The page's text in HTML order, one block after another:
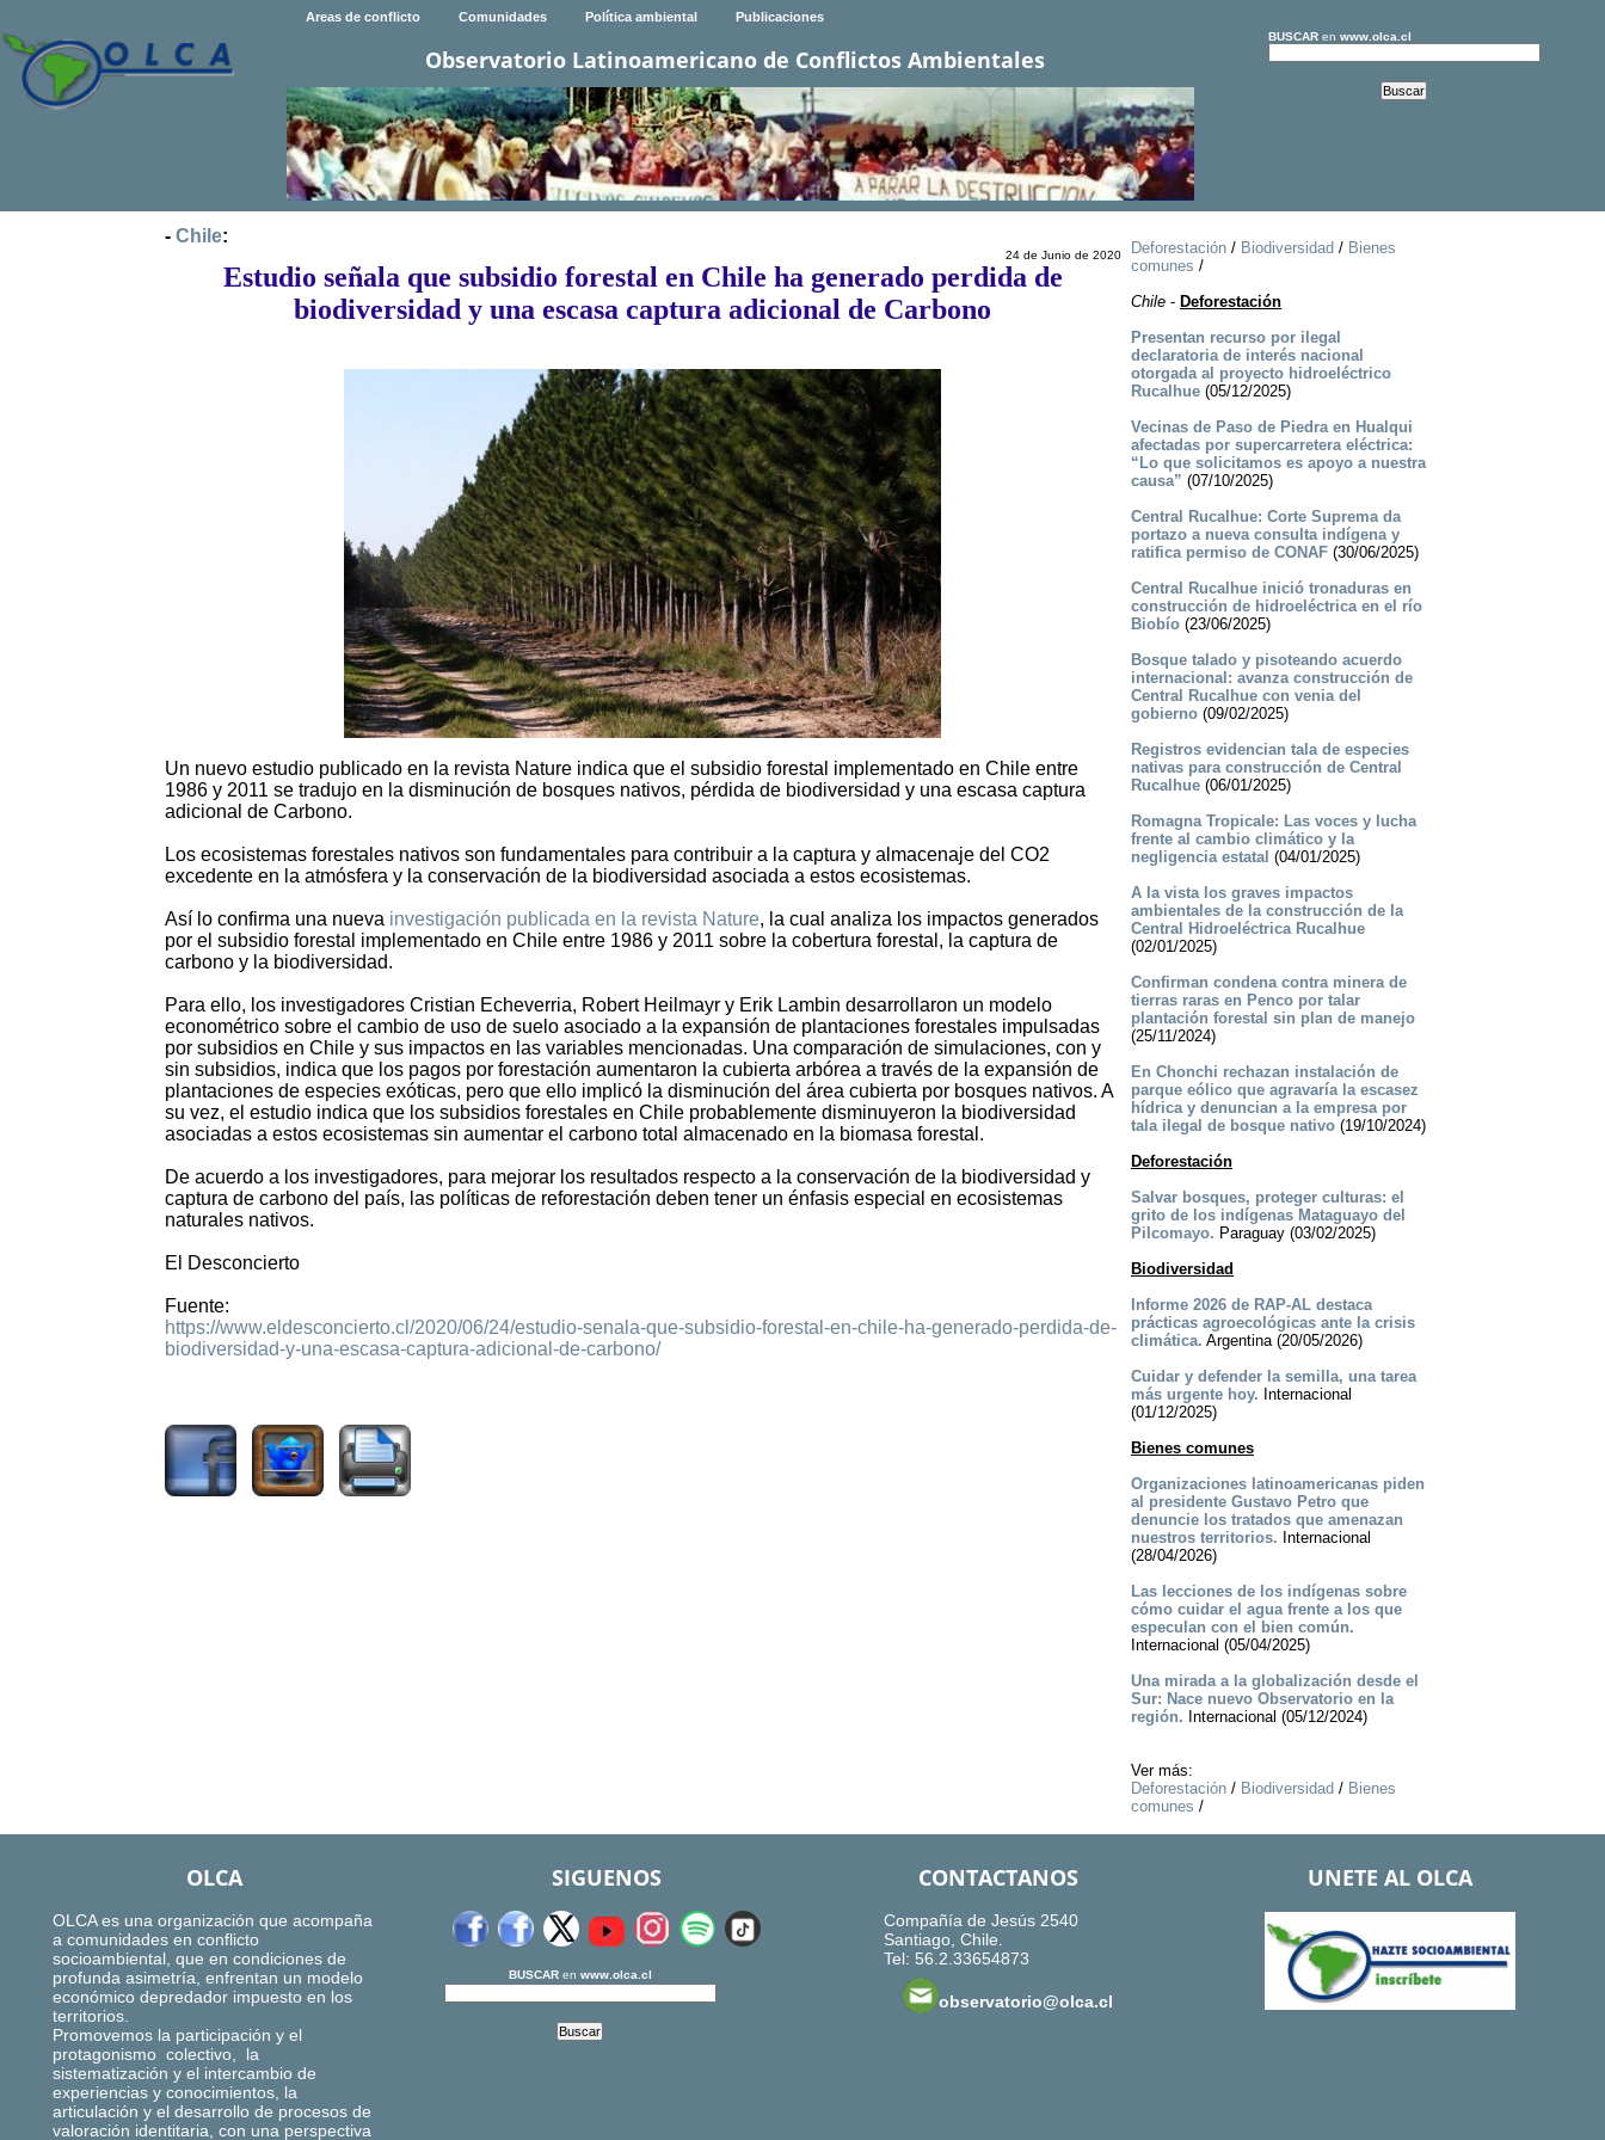
Areas de conflicto Comunidades Política ambiental Publicaciones
Observatorio Latinoamericano de Conflictos Ambientales
BUSCARen www.olca.cl
- Chile:
24 de Junio de 2020
Estudio señala que subsidio forestal en Chile ha generado perdida de
biodiversidad y una escasa captura adicional de Carbono
Un nuevo estudio publicado en la revista Nature indica que el subsidio forestal implementado en Chile entre
1986 y 2011 se tradujo en la disminución de bosques nativos, pérdida de biodiversidad y una escasa captura
adicional de Carbono.
Los ecosistemas forestales nativos son fundamentales para contribuir a la captura y almacenaje del CO2
excedente en la atmósfera y la conservación de la biodiversidad asociada a estos ecosistemas.
Así lo confirma una nueva investigación publicada en la revista Nature, la cual analiza los impactos generados
por el subsidio forestal implementado en Chile entre 1986 y 2011 sobre la cobertura forestal, la captura de
carbono y la biodiversidad.
Para ello, los investigadores Cristian Echeverria, Robert Heilmayr y Erik Lambin desarrollaron un modelo
econométrico sobre el cambio de uso de suelo asociado a la expansión de plantaciones forestales impulsadas
por subsidios en Chile y sus impactos en las variables mencionadas. Una comparación de simulaciones, con y
sin subsidios, indica que los pagos por forestación aumentaron la cubierta arbórea a través de la expansión de
plantaciones de especies exóticas, pero que ello implicó la disminución del área cubierta por bosques nativos. A
su vez, el estudio indica que los subsidios forestales en Chile probablemente disminuyeron la biodiversidad
asociadas a estos ecosistemas sin aumentar el carbono total almacenado en la biomasa forestal.
De acuerdo a los investigadores, para mejorar los resultados respecto a la conservación de la biodiversidad y
captura de carbono del país, las políticas de reforestación deben tener un énfasis especial en ecosistemas
naturales nativos.
El Desconcierto
Fuente:
https://www.eldesconcierto.cl/2020/06/24/estudio-senala-que-subsidio-forestal-en-chile-ha-generado-perdida-de-
biodiversidad-y-una-escasa-captura-adicional-de-carbono/
Deforestación/ Biodiversidad / Bienes
comunes /
Chile- Deforestación
Presentan recurso por ilegal
declaratoria de interés nacional
otorgada al proyecto hidroeléctrico
Rucalhue(05/12/2025)
Vecinas de Paso de Piedra en Hualqui
afectadas por supercarretera eléctrica:
“Lo que solicitamos es apoyo a nuestra
causa” (07/10/2025)
Central Rucalhue: Corte Suprema da
portazo a nueva consulta indígena y
ratifica permiso de CONAF(30/06/2025)
Central Rucalhue inició tronaduras en
construcción de hidroeléctrica en el río
Biobío(23/06/2025)
Bosque talado y pisoteando acuerdo
internacional: avanza construcción de
Central Rucalhue con venia del
gobierno(09/02/2025)
Registros evidencian tala de especies
nativas para construcción de Central
Rucalhue(06/01/2025)
Romagna Tropicale: Las voces y lucha
frente al cambio climático y la
negligencia estatal (04/01/2025)
A la vista los graves impactos
ambientales de la construcción de la
Central Hidroeléctrica Rucalhue
(02/01/2025)
Confirman condena contra minera de
tierras raras en Penco por talar
plantación forestal sin plan de manejo
(25/11/2024)
En Chonchi rechazan instalación de
parque eólico que agravaría la escasez
hídrica y denuncian a la empresa por
tala ilegal de bosque nativo(19/10/2024)
Deforestación
Salvar bosques, proteger culturas: el
grito de los indígenas Mataguayo del
Pilcomayo. Paraguay (03/02/2025)
Biodiversidad
Informe 2026 de RAP-AL destaca
prácticas agroecológicas ante la crisis
climática. Argentina (20/05/2026)
Cuidar y defender la semilla, una tarea
más urgente hoy. Internacional
(01/12/2025)
Bienes comunes
Organizaciones latinoamericanas piden
al presidente Gustavo Petro que
denuncie los tratados que amenazan
nuestros territorios. Internacional
(28/04/2026)
Las lecciones de los indígenas sobre
cómo cuidar el agua frente a los que
especulan con el bien común.
Internacional (05/04/2025)
Una mirada a la globalización desde el
Sur: Nace nuevo Observatorio en la
región. Internacional (05/12/2024)
Ver más:
Deforestación/ Biodiversidad / Bienes
comunes /
OLCA
OLCA es una organización que acompaña
a comunidades en conflicto
socioambiental, que en condiciones de
profunda asimetría, enfrentan un modelo
económico depredador impuesto en los
territorios.
Promovemos la participación y el
protagonismo colectivo, la
sistematización y el intercambio de
experiencias y conocimientos, la
articulación y el desarrollo de procesos de
valoración identitaria, con una perspectiva
SIGUENOS
BUSCARen www.olca.cl
CONTACTANOS
Compañía de Jesús 2540
Santiago, Chile.
Tel: 56.2.33654873
observatorio@olca.cl
UNETE AL OLCA